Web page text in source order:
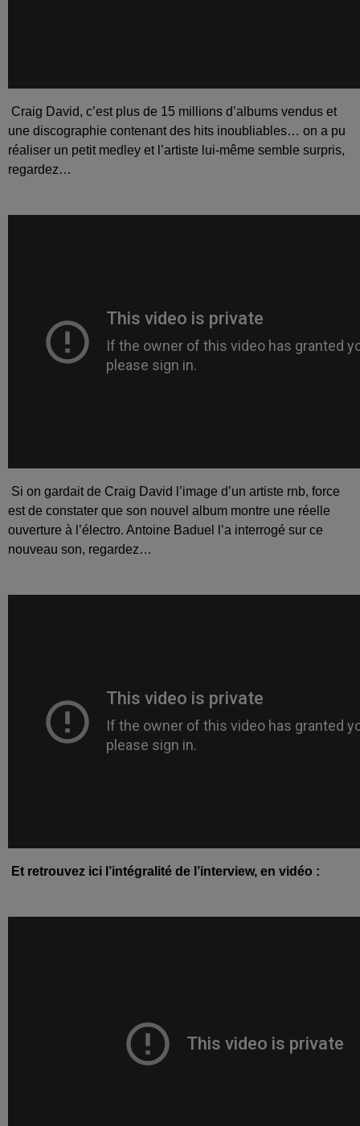
Craig David, c’est plus de 15 millions d’albums vendus et
une discographie contenant des hits inoubliables… on a pu
réaliser un petit medley et l’artiste lui-même semble surpris,
regardez…
Si on gardait de Craig David l’image d’un artiste rnb, force
est de constater que son nouvel album montre une réelle
ouverture à l’électro. Antoine Baduel l’a interrogé sur ce
nouveau son, regardez…
Et retrouvez ici l’intégralité de l’interview, en vidéo :